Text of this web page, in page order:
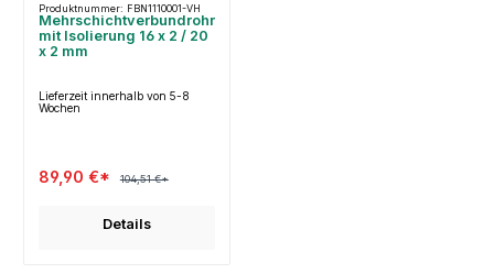
Produktnummer: FBN1110001-VH
Mehrschichtverbundrohr
mit Isolierung 16 x 2 / 20
x 2 mm
Lieferzeit innerhalb von 5-8
Wochen
89,90 €* 104,51 €*
Details